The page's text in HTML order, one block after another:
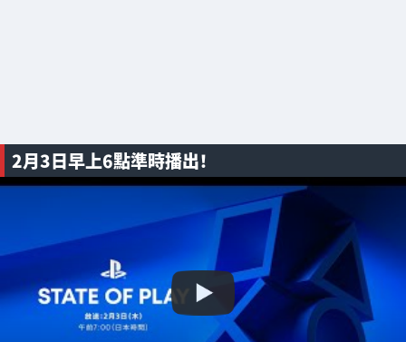
2月3日早上6點準時播出！